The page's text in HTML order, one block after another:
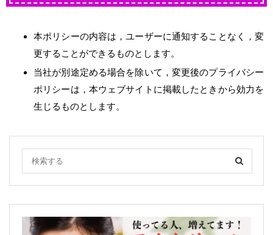
本ポリシーの内容は，ユーザーに通知することなく，変
更することができるものとします。
当社が別途定める場合を除いて，変更後のプライバシー
ポリシーは，本ウェブサイトに掲載したときから効力を
生じるものとします。